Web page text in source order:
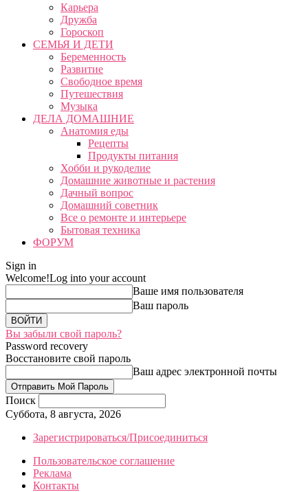
Карьера
Дружба
Гороскоп
СЕМЬЯ И ДЕТИ
Беременность
Развитие
Свободное время
Путешествия
Музыка
ДЕЛА ДОМАШНИЕ
Анатомия еды
Рецепты
Продукты питания
Хобби и рукоделие
Домашние животные и растения
Дачный вопрос
Домашний советник
Все о ремонте и интерьере
Бытовая техника
ФОРУМ
Sign in
Welcome!Log into your account
Ваше имя пользователя
Ваш пароль
Вы забыли свой пароль?
Password recovery
Восстановите свой пароль
Ваш адрес электронной почты
Поиск
Суббота, 8 августа, 2026
Зарегистрироваться/Присоединиться
Пользовательское соглашение
Реклама
Контакты